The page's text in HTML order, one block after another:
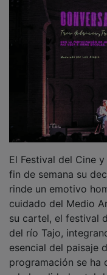
fin de semana su
rinde un emotivo
cuidado del Medio
su cartel, el festival
del río Tajo,
esencial del paisaje
programación se ha
y la localidad natal